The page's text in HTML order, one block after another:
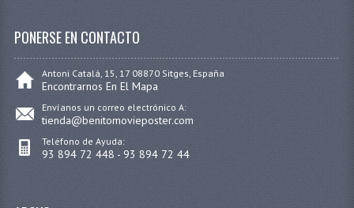
PONERSE EN CONTACTO
Antoni Catalá, 15, 17 08870 Sitges, España
Encontrarnos En El Mapa
Envíanos un correo electrónico A:
tienda@benitomovieposter.com
Teléfono de Ayuda:
93 894 72 448 - 93 894 72 44